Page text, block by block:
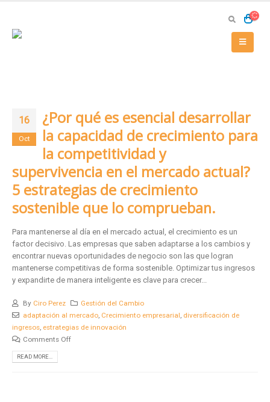
16
Oct
¿Por qué es esencial desarrollar
la capacidad de crecimiento para
la competitividad y
supervivencia en el mercado actual?
5 estrategias de crecimiento
sostenible que lo comprueban.
Para mantenerse al día en el mercado actual, el crecimiento es un
factor decisivo. Las empresas que saben adaptarse a los cambios y
encontrar nuevas oportunidades de negocio son las que logran
mantenerse competitivas de forma sostenible. Optimizar tus ingresos
y expandirte de manera inteligente es clave para crecer...
By Ciro Perez
Gestión del Cambio
adaptación al mercado, Crecimiento empresarial, diversificación de
ingresos, estrategias de innovación
Comments Off
READ MORE...